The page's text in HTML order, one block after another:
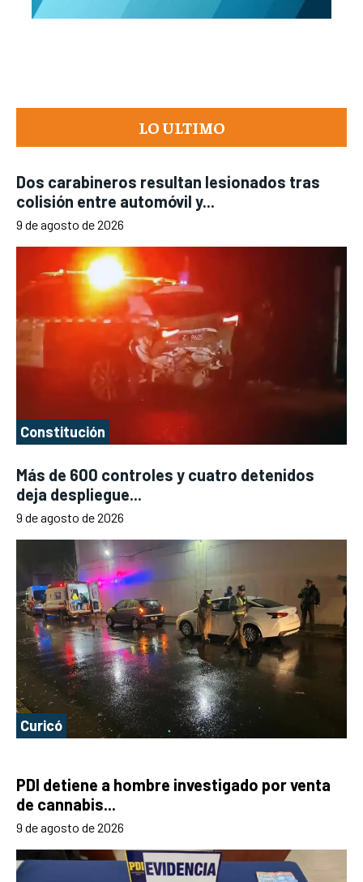
LO ULTIMO
Dos carabineros resultan lesionados tras
colisión entre automóvil y...
9 de agosto de 2026
Constitución
Más de 600 controles y cuatro detenidos
deja despliegue...
9 de agosto de 2026
Curicó
PDI detiene a hombre investigado por venta
de cannabis...
9 de agosto de 2026